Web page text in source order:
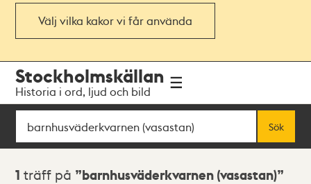
Välj vilka kakor vi får använda
navigationen
huvudinnehållet
Stockholmskällan
Historia i ord, ljud och bild
Sök
Sök
Sökresultat
1 träff på barnhusväderkvarnen (vasastan)